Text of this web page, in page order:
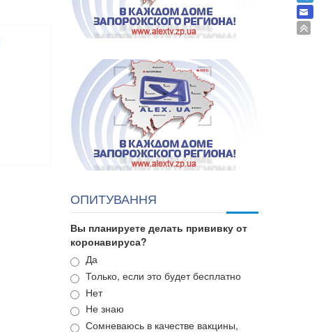
ОПИТУВАННЯ
Вы планируете делать прививку от
коронавируса?
Варианты
Да
Только, если это будет бесплатно
Нет
Не знаю
Сомневаюсь в качестве вакцины,